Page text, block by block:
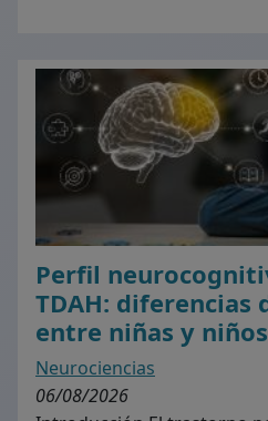
Perfil
TDAH: diferencias
entre niñas y niños
Neurociencias
06/08/2026